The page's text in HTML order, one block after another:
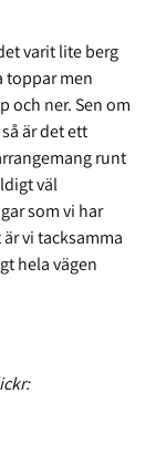
varit lite berg
toppar men
och ner. Sen om
är det ett
runt
väl
som vi har
vi tacksamma
hela vägen